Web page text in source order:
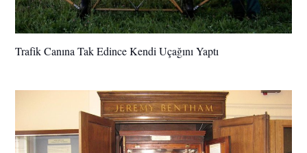
Trafik Canına Tak Edince Kendi Uçağını Yaptı